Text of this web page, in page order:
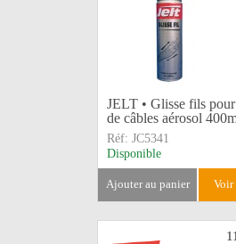
JELT • Glisse fils pour
de câbles aérosol
Réf: JC5341
Disponible
ajouter au panier